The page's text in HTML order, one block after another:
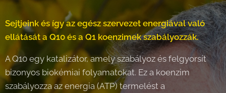
Sejtjeink és így az egész szervezet energiával való
ellátását a Q10 és a Q1 koenzimek szabályozzák.
A Q10 egy katalizátor, amely szabályoz és felgyorsít
bizonyos biokémiai folyamatokat. Ez a koenzim
szabályozza az energia (ATP) termelést a